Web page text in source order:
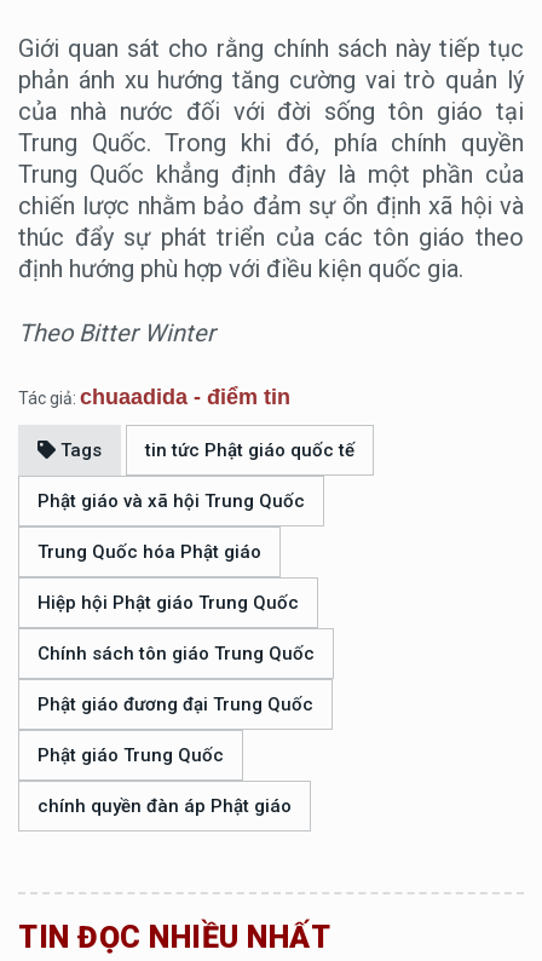
Giới quan sát cho rằng chính sách này tiếp tục
phản ánh xu hướng tăng cường vai trò quản lý
của nhà nước đối với đời sống tôn giáo tại
Trung Quốc. Trong khi đó, phía chính quyền
Trung Quốc khẳng định đây là một phần của
chiến lược nhằm bảo đảm sự ổn định xã hội và
thúc đẩy sự phát triển của các tôn giáo theo
định hướng phù hợp với điều kiện quốc gia.
Theo Bitter Winter
Tác giả: chuaadida - điểm tin
Tags tin tức Phật giáo quốc tế
Phật giáo và xã hội Trung Quốc
Trung Quốc hóa Phật giáo
Hiệp hội Phật giáo Trung Quốc
Chính sách tôn giáo Trung Quốc
Phật giáo đương đại Trung Quốc
Phật giáo Trung Quốc
chính quyền đàn áp Phật giáo
TIN ĐỌC NHIỀU NHẤT